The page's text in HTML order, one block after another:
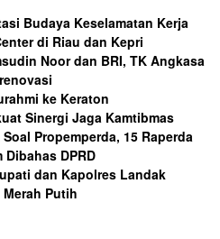
Budaya Keselamatan Kerja
di Riau dan Kepri
Noor dan BRI, TK Angkasa
ke Keraton
Sinergi Jaga Kamtibmas
Propemperda, 15 Raperda
DPRD
dan Kapolres Landak
Putih